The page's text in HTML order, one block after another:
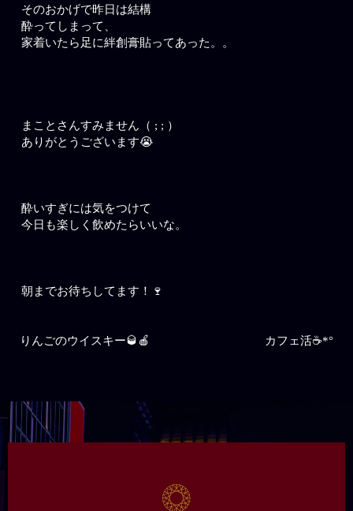
そのおかげで昨日は結構
酔ってしまって、
家着いたら足に絆創膏貼ってあった。。
まことさんすみません（ ; ; ）
ありがとうございます😭
酔いすぎには気をつけて
今日も楽しく飲めたらいいな。
朝までお待ちしてます！🍷
りんごのウイスキー🥃🍎 カフェ活☕*°